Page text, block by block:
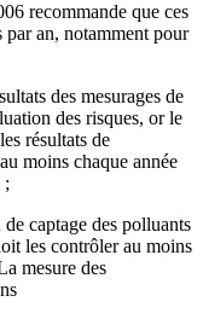
recommande que ces
par an, notamment pour
des mesurages de
des risques, or le
résultats de
moins chaque année
;
captage des polluants
les contrôler au moins
mesure des